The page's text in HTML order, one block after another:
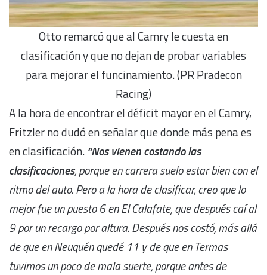
Otto remarcó que al Camry le cuesta en
clasificación y que no dejan de probar variables
para mejorar el funcinamiento. (PR Pradecon
Racing)
A la hora de encontrar el déficit mayor en el Camry,
Fritzler no dudó en señalar que donde más pena es
en clasificación. “Nos vienen costando las
clasificaciones, porque en carrera suelo estar bien con el
ritmo del auto. Pero a la hora de clasificar, creo que lo
mejor fue un puesto 6 en El Calafate, que después caí al
9 por un recargo por altura. Después nos costó, más allá
de que en Neuquén quedé 11 y de que en Termas
tuvimos un poco de mala suerte, porque antes de